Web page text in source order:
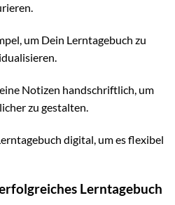
um Dein Lerntagebuch zu
Notizen handschriftlich, um
zu gestalten.
digital, um es flexibel
Lerntagebuch